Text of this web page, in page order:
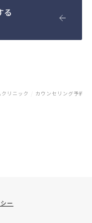
る
リニック カウンセリング予約
ー